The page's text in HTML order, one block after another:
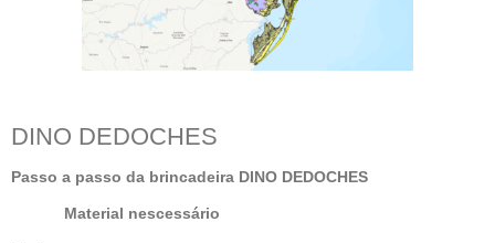
DINO DEDOCHES
Passo a passo da brincadeira DINO DEDOCHES
Material nescessário